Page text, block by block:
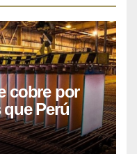
cobre por
que Perú